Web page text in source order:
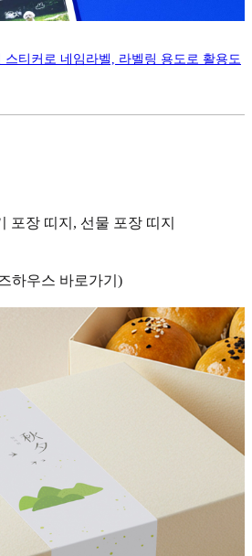
티커로 네임라벨, 라벨링 용도로 활용도
포장 띠지, 선물 포장 띠지
하우스 바로가기)